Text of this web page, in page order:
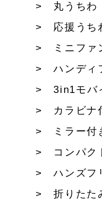
丸うちわ
応援うち
ミニファ
ハンディ
3in1モバ
カラビナ
ミラー付
コンパク
ハンズフ
折りたた